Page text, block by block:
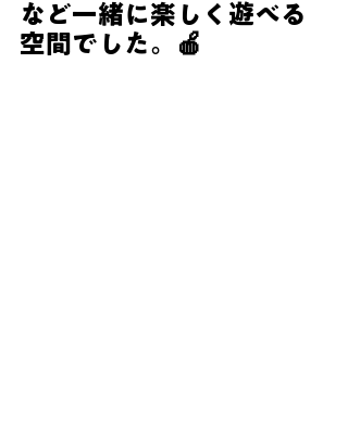
など一緒に楽しく遊べる
空間でした。🍎